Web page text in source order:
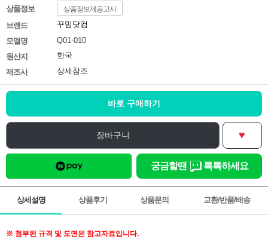
상품정보 상품정보제공고시
브랜드
꾸밈닷컴
모델명
Q01-010
원산지
한국
제조사
상세참조
바로 구매하기
장바구니 ♥
궁금할땐 톡톡하세요
상세설명 상품후기 상품문의 교환/반품/배송
※ 첨부된 규격 및 도면은 참고자료입니다.